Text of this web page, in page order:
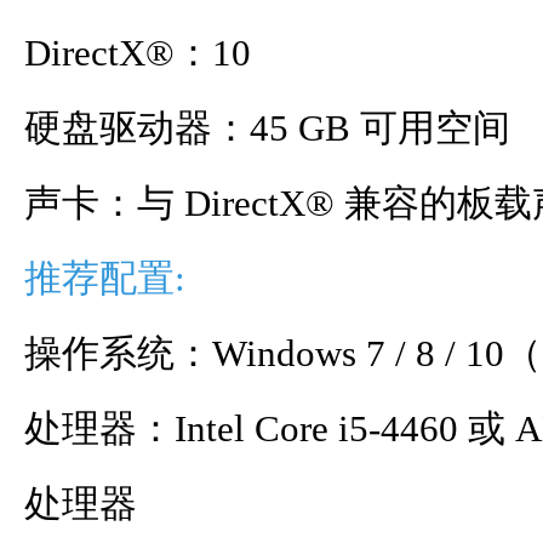
DirectX®：10
硬盘驱动器：45 GB 可用空间
声卡：与 DirectX® 兼容的板载
推荐配置:
操作系统：Windows 7 / 8 / 10
处理器：Intel Core i5-4460 或
处理器